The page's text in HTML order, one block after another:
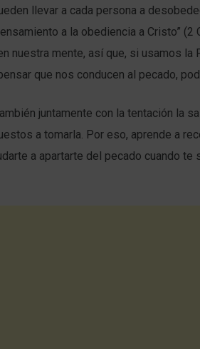
llevar a cada persona a
a la obediencia a Cristo” (2
nuestra mente, así que, si usamos la
que nos conducen al pecado,
juntamente con la tentación la
a tomarla. Por eso, aprende a
a apartarte del pecado cuando te